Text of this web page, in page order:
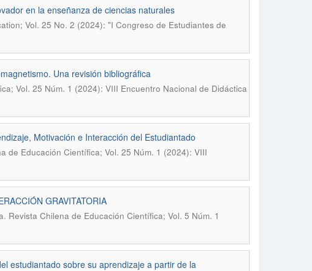
en la enseñanza de ciencias naturales
Vol. 25 No. 2 (2024): "I Congreso de Estudiantes de
Una revisión bibliográfica
Vol. 25 Núm. 1 (2024): VIII Encuentro Nacional de Didáctica
Motivación e Interacción del Estudiantado
de Educación Científica; Vol. 25 Núm. 1 (2024): VIII
GRAVITATORIA
. Revista Chilena de Educación Científica; Vol. 5 Núm. 1
estudiantado sobre su aprendizaje a partir de la